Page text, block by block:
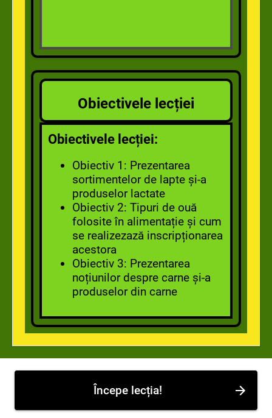
Obiectivele lecției
Obiectivele lecției:
Obiectiv 1: Prezentarea
sortimentelor de lapte și-a
produselor lactate
Obiectiv 2: Tipuri de ouă
folosite în alimentație și cum
se realizezază inscripționarea
acestora
Obiectiv 3: Prezentarea
noțiunilor despre carne și-a
produselor din carne
Începe lecția!